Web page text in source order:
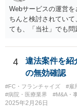
生じません。
Webサービスの運営
ちんと検討されてい
ても、「当社」でも
さんが「ABCウェブ
社」の代わりに「
4
違法案件を紹
の無効確認
#FC・フランチャイズ #雇
#病院・医療業界
#M&A・
2025年2月26日